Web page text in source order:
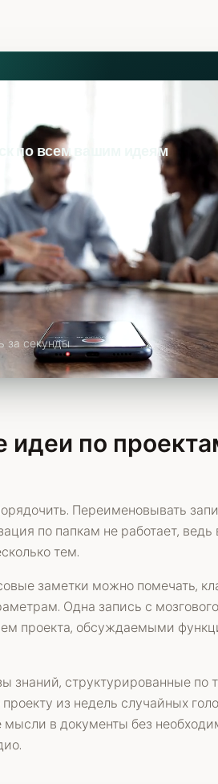
по всем вашим идеям
за секунды
идеи по
Переименовывать
по папкам не работает,
тем.
заметки можно помечать,
Одна запись с
проекта, обсуждаемыми
знаний, структурированные по
из недель случайных
в документы без